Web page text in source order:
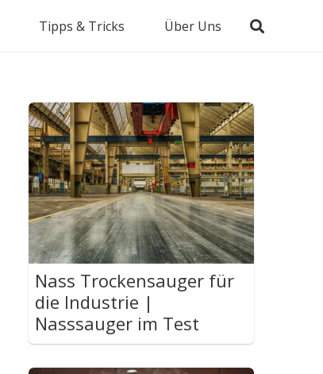
Tipps & Tricks Über Uns
Nass Trockensauger für
die Industrie |
Nasssauger im Test